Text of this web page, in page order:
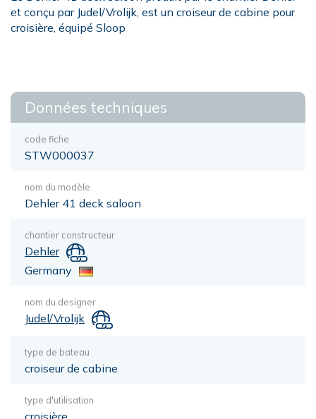
et conçu par Judel/Vrolijk, est un croiseur de cabine pour
croisière, équipé Sloop
Données techniques
code fiche
STW000037
nom du modèle
Dehler 41 deck saloon
chantier constructeur
Dehler
Germany
nom du designer
Judel/Vrolijk
type de bateau
croiseur de cabine
type d'utilisation
croisière